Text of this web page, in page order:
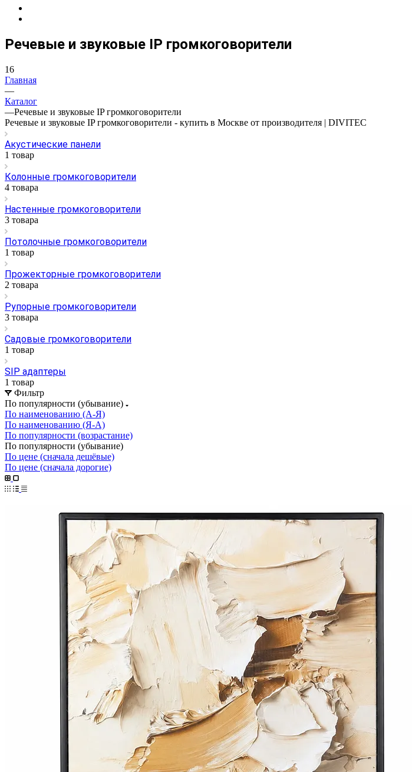
Речевые и звуковые IP громкоговорители
16
Главная
—
Каталог
—Речевые и звуковые IP громкоговорители
Речевые и звуковые IP громкоговорители - купить в Москве от производителя | DIVITEC
Акустические панели
1 товар
Колонные громкоговорители
4 товара
Настенные громкоговорители
3 товара
Потолочные громкоговорители
1 товар
Прожекторные громкоговорители
2 товара
Рупорные громкоговорители
3 товара
Садовые громкоговорители
1 товар
SIP адаптеры
1 товар
Фильтр
По популярности (убывание)
По наименованию (А-Я)
По наименованию (Я-А)
По популярности (возрастание)
По популярности (убывание)
По цене (сначала дешёвые)
По цене (сначала дорогие)